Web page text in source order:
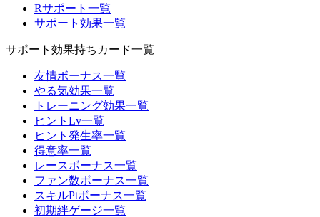
Rサポート一覧
サポート効果一覧
サポート効果持ちカード一覧
友情ボーナス一覧
やる気効果一覧
トレーニング効果一覧
ヒントLv一覧
ヒント発生率一覧
得意率一覧
レースボーナス一覧
ファン数ボーナス一覧
スキルPtボーナス一覧
初期絆ゲージ一覧